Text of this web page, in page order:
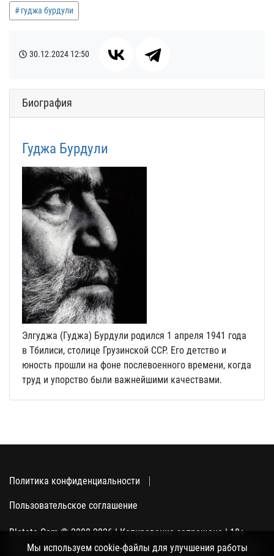
гуджа бурдули
30.12.2024 12:50
Биография
Гуджа Бурдули
Элгуджа (Гуджа) Бурдули родился 1 апреля 1941 года
в Тбилиси, столице Грузинской ССР. Его детство и
юность прошли на фоне послевоенного времени, когда
труд и упорство были важнейшими качествами.
Политика конфиденциальности
Пользовательское соглашение
Blatata.Com © 2000-2026 | Копирование запрещено | 18+
Использование сайта подразумевает ваше полное согласие
Мы используем cookie-файлы для улучшения работы